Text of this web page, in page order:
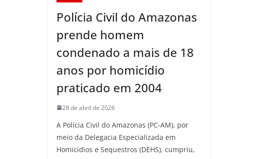
Polícia Civil do Amazonas
prende homem
condenado a mais de 18
anos por homicídio
praticado em 2004
28 de abril de 2026
A Polícia Civil do Amazonas (PC-AM), por
meio da Delegacia Especializada em
Homicídios e Sequestros (DEHS), cumpriu,